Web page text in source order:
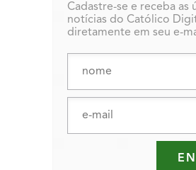
Cadastre-se e receba as
notícias do Católico
diretamente em seu e-